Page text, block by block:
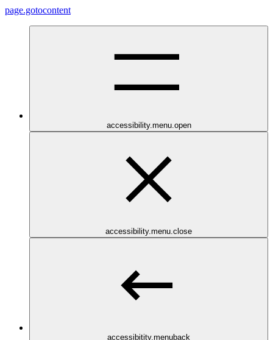
page.gotocontent
accessibility.menu.open
accessibility.menu.close
accessibitity.menuback